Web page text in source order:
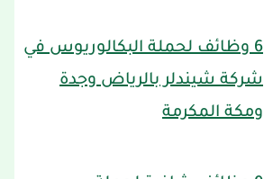
6 وظائف لحملة البكالوريوس في
شركة شيندلر بالرياض وجدة
ومكة المكرمة